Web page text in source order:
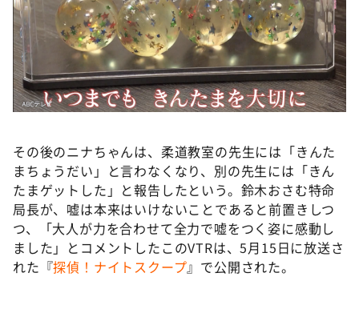
その後のニナちゃんは、柔道教室の先生には「きんた
まちょうだい」と言わなくなり、別の先生には「きん
たまゲットした」と報告したという。鈴木おさむ特命
局長が、嘘は本来はいけないことであると前置きしつ
つ、「大人が力を合わせて全力で嘘をつく姿に感動し
ました」とコメントしたこのVTRは、5月15日に放送さ
れた『探偵！ナイトスクープ』で公開された。